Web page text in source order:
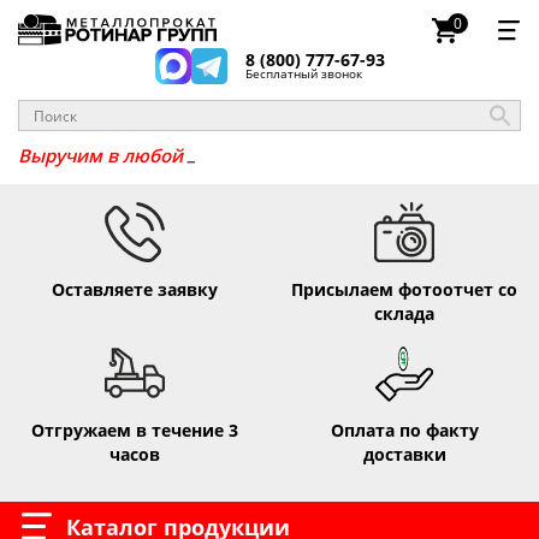
8 (800) 777-67-93
Бесплатный звонок
0
Выруч
Оставляете заявку
Присылаем фотоотчет со
склада
Отгружаем в течение 3
часов
Оплата по факту
доставки
Каталог продукции